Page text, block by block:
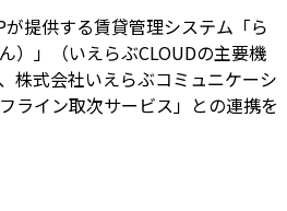
提供する賃貸管理システム「ら
）」（いえらぶCLOUDの主要機
株式会社いえらぶコミュニケーシ
ライン取次サービス」との連携を